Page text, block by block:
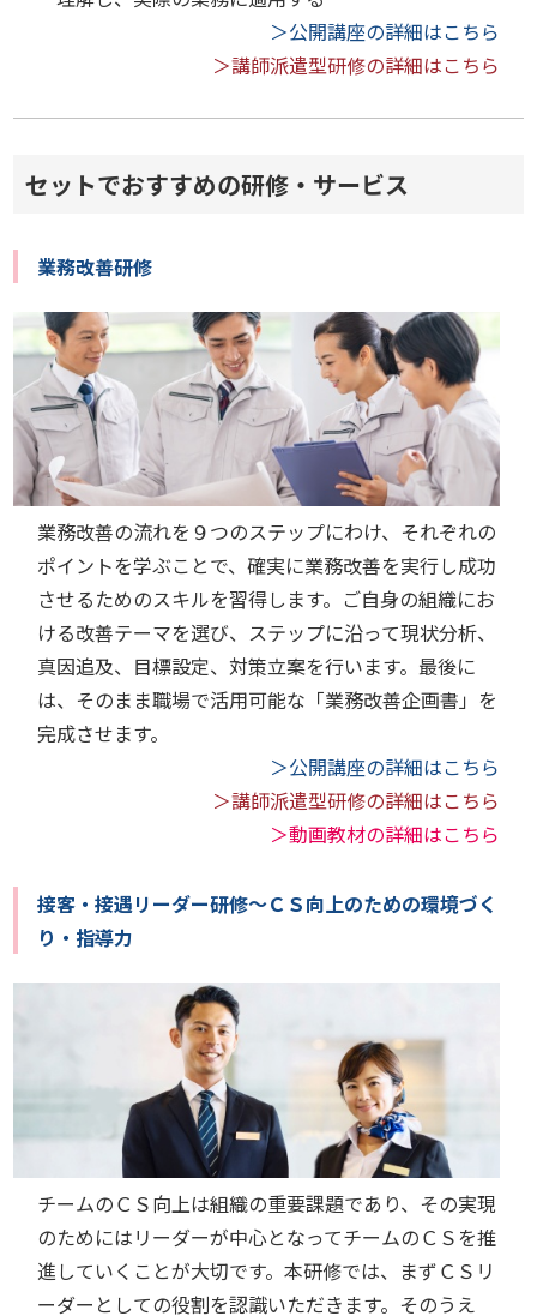
＞公開講座の詳細はこちら
＞講師派遣型研修の詳細はこちら
セットでおすすめの研修・サービス
業務改善研修
業務改善の流れを９つのステップにわけ、それぞれの
ポイントを学ぶことで、確実に業務改善を実行し成功
させるためのスキルを習得します。ご自身の組織にお
ける改善テーマを選び、ステップに沿って現状分析、
真因追及、目標設定、対策立案を行います。最後に
は、そのまま職場で活用可能な「業務改善企画書」を
完成させます。
＞公開講座の詳細はこちら
＞講師派遣型研修の詳細はこちら
＞動画教材の詳細はこちら
接客・接遇リーダー研修～ＣＳ向上のための環境づく
り・指導力
チームのＣＳ向上は組織の重要課題であり、その実現
のためにはリーダーが中心となってチームのＣＳを推
進していくことが大切です。本研修では、まずＣＳリ
ーダーとしての役割を認識いただきます。そのうえ